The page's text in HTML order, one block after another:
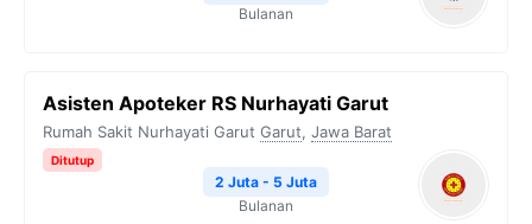
Bulanan
Asisten Apoteker RS Nurhayati Garut
Rumah Sakit Nurhayati Garut Garut, Jawa Barat
Ditutup
2 Juta - 5 Juta
Bulanan